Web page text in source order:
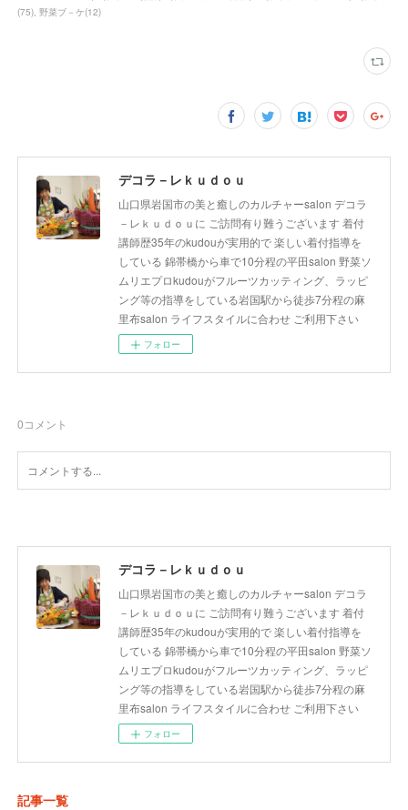
(75) 野菜ブ－ケ(12)
デコラ－レｋｕｄｏｕ
山口県岩国市の美と癒しのカルチャーsalon デコラ
－レｋｕｄｏｕに ご訪問有り難うございます 着付
講師歴35年のkudouが実用的で 楽しい着付指導を
している 錦帯橋から車で10分程の平田salon 野菜ソ
ムリエプロkudouがフルーツカッティング、ラッピ
ング等の指導をしている岩国駅から徒歩7分程の麻
里布salon ライフスタイルに合わせ ご利用下さい
フォロー
0コメント
デコラ－レｋｕｄｏｕ
山口県岩国市の美と癒しのカルチャーsalon デコラ
－レｋｕｄｏｕに ご訪問有り難うございます 着付
講師歴35年のkudouが実用的で 楽しい着付指導を
している 錦帯橋から車で10分程の平田salon 野菜ソ
ムリエプロkudouがフルーツカッティング、ラッピ
ング等の指導をしている岩国駅から徒歩7分程の麻
里布salon ライフスタイルに合わせ ご利用下さい
フォロー
記事一覧